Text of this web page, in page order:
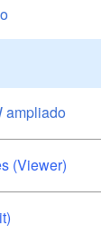
ampliado
(Viewer)